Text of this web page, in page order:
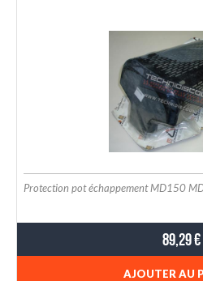
Protection pot échappement MD150
89,29 €
AJOUTER AU